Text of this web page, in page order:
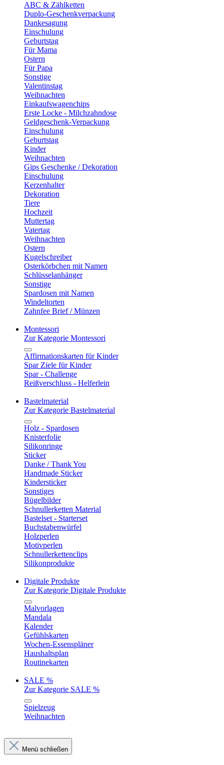
ABC & Zählketten
Duplo-Geschenkverpackung
Dankesagung
Einschulung
Geburtstag
Für Mama
Ostern
Für Papa
Sonstige
Valentinstag
Weihnachten
Einkaufswagenchips
Erste Locke - Milchzahndose
Geldgeschenk-Verpackung
Einschulung
Geburtstag
Kinder
Weihnachten
Gips Geschenke / Dekoration
Einschulung
Kerzenhalter
Dekoration
Tiere
Hochzeit
Muttertag
Vatertag
Weihnachten
Ostern
Kugelschreiber
Osterkörbchen mit Namen
Schlüsselanhänger
Sonstige
Spardosen mit Namen
Windeltorten
Zahnfee Brief / Münzen
Montessori
Zur Kategorie Montessori
Affirmationskarten für Kinder
Spar Ziele für Kinder
Spar - Challenge
Reißverschluss - Helferlein
Bastelmaterial
Zur Kategorie Bastelmaterial
Holz - Spardosen
Knisterfolie
Silikonringe
Sticker
Danke / Thank You
Handmade Sticker
Kindersticker
Sonstiges
Bügelbilder
Schnullerketten Material
Bastelset - Starterset
Buchstabenwürfel
Holzperlen
Motivperlen
Schnullerkettenclips
Silikonprodukte
Digitale Produkte
Zur Kategorie Digitale Produkte
Malvorlagen
Mandala
Kalender
Gefühlskarten
Wochen-Essenspläner
Haushaltsplan
Routinekarten
SALE %
Zur Kategorie SALE %
Spielzeug
Weihnachten
Menü schließen